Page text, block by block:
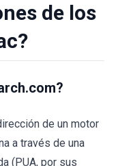
de los
de un motor
a través de una
(PUA, por sus